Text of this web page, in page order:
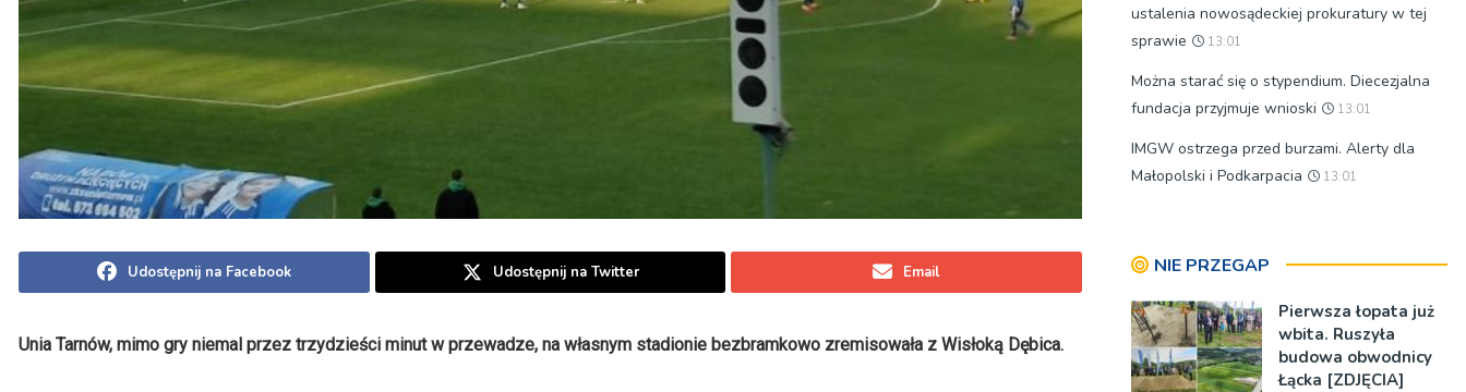
Udostępnij na Facebook Udostępnij na Twitter Email
Unia Tarnów, mimo gry niemal przez trzydzieści minut w przewadze, na własnym stadionie bezbramkowo zremisowała z Wisłoką Dębica.
ustalenia nowosądeckiej prokuratury w tej
sprawie
13:01
Można starać się o stypendium. Diecezjalna
fundacja przyjmuje wnioski
13:01
IMGW ostrzega przed burzami. Alerty dla
Małopolski i Podkarpacia
13:01
NIE PRZEGAP
Pierwsza łopata już
wbita. Ruszyła
budowa obwodnicy
Łącka [ZDJĘCIA]